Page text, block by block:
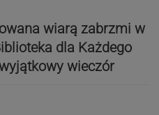
wiarą zabrzmi w
dla Każdego
wieczór